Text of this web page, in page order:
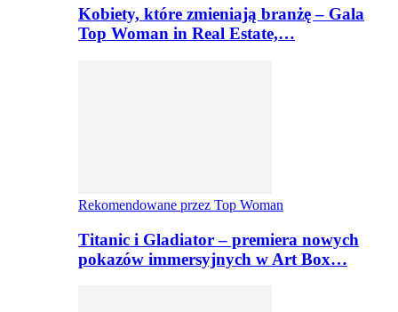
Kobiety, które zmieniają branżę – Gala
Top Woman in Real Estate,…
Rekomendowane przez Top Woman
Titanic i Gladiator – premiera nowych
pokazów immersyjnych w Art Box…